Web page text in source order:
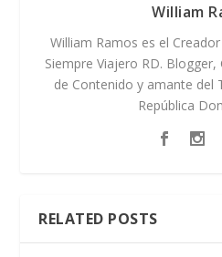
William
William Ramos es el
Siempre Viajero RD.
de Contenido y amante del
República
RELATED POSTS